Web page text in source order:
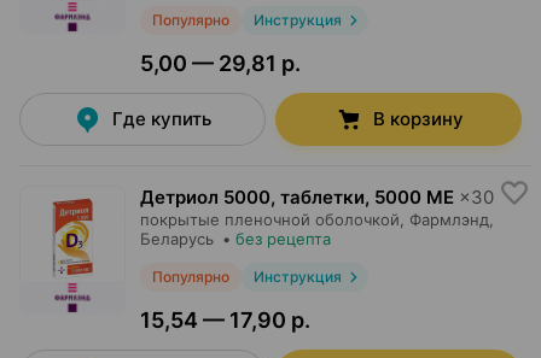
Популярно Инструкция
5,00 — 29,81 р.
Где купить В корзину
Детриол 5000, таблетки, 5000 МЕ ×30
покрытые пленочной оболочкой, Фармлэнд
Беларусь • без рецепта
Популярно Инструкция
15,54 — 17,90 р.